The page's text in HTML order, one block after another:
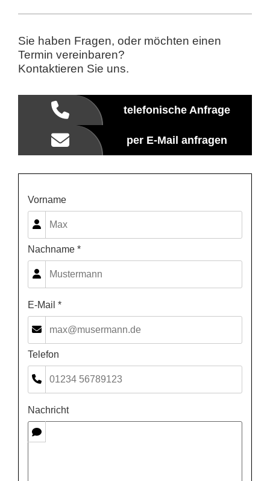
Sie haben Fragen, oder möchten einen
Termin vereinbaren?
Kontaktieren Sie uns.
telefonische Anfrage
per E-Mail anfragen
Vorname
Nachname *
E-Mail *
Telefon
Nachricht